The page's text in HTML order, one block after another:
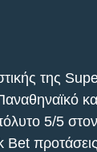
της
5/5
Bet προτάσεις